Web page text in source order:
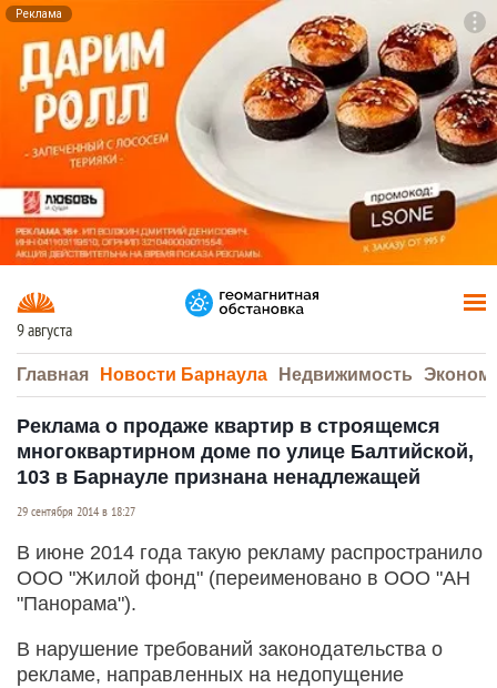
Реклама
9 августа
Главная Новости Барнаула Недвижимость
Реклама о продаже квартир в строящемся
многоквартирном доме по улице Балтийской,
103 в Барнауле признана ненадлежащей
29 сентября 2014 в 18:27
В июне 2014 года такую рекламу распространило
ООО "Жилой фонд" (переименовано в ООО "АН
"Панорама").
В нарушение требований законодательства о
рекламе, направленных на недопущение